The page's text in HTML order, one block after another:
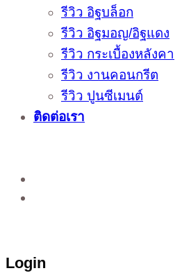
รีวิว อิฐบล็อก
รีวิว อิฐมอญ/อิฐแดง
รีวิว กระเบื้องหลังคา
รีวิว งานคอนกรีต
รีวิว ปูนซีเมนต์
ติดต่อเรา
Login